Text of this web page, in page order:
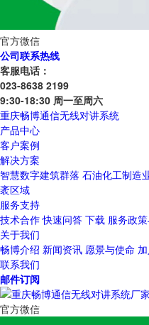
官方微信
公司联系热线
客服电话：
023-8638 2199
9:30-18:30 周一至周六
重庆畅博通信无线对讲系统
产品中心
客户案例
解决方案
智慧数字建筑群落 石油化工制造
袤区域
服务支持
技术合作 快速问答 下载 服务政
关于我们
畅博介绍 新闻资讯 愿景与使命
联系我们
邮件订阅
官方微信